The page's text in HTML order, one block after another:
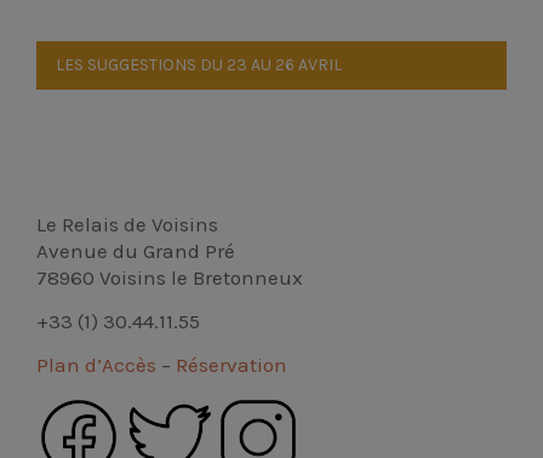
Navigation
LES SUGGESTIONS DU 23 AU 26 AVRIL
Le Relais de Voisins
Avenue du Grand Pré
78960 Voisins le Bretonneux
+33 (1) 30.44.11.55
Plan d’Accès – Réservation